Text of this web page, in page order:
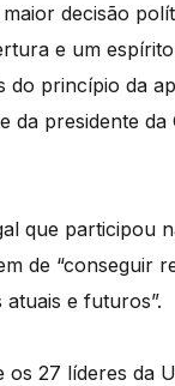
decisão
e um
princípio da
presidente
que participou
de “conseguir
e futuros”.
27 líderes da